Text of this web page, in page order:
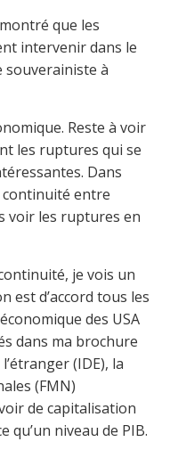
que les
intervenir dans le
souverainiste à
Reste à voir
les ruptures qui se
Dans
entre
voir les ruptures en
je vois un
est d’accord tous les
des USA
dans ma brochure
(IDE), la
(FMN)
de capitalisation
qu’un niveau de PIB.